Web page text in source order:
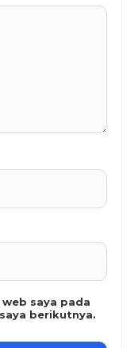
saya pada
berikutnya.